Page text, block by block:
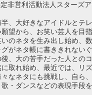
非営利活動法人スターズ
半、大好きなアイドルとテ
願望から、お笑い芸人を目
のネタを生み出し始め、
がネタ帳に書ききれない
後、大の苦手だった人との
に取れ始め、最近では、リ
々なネタにも挑戦し、自ら
・ダンスなどの表現手段